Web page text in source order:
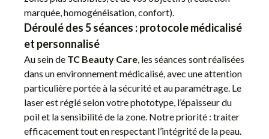
marquée, homogénéisation, confort).
Déroulé des 5 séances : protocole médicalisé
et personnalisé
Au sein de TC Beauty Care, les séances sont réalisées
dans un environnement médicalisé, avec une attention
particulière portée à la sécurité et au paramétrage. Le
laser est réglé selon votre phototype, l’épaisseur du
poil et la sensibilité de la zone. Notre priorité : traiter
efficacement tout en respectant l’intégrité de la peau.